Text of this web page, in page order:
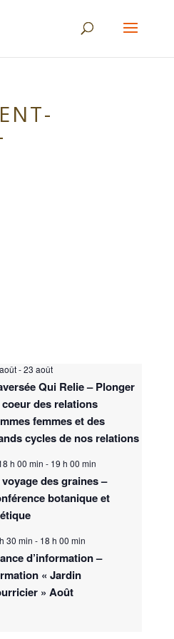
-23 août
Qui Relie – Plonger
coeur des relations
femmes et des
cycles de nos relations
a
h 00 min - 19 h 00 min
voyage des graines –
botanique et
30 min - 18 h 00 min
d’information –
« Jardin
» Août